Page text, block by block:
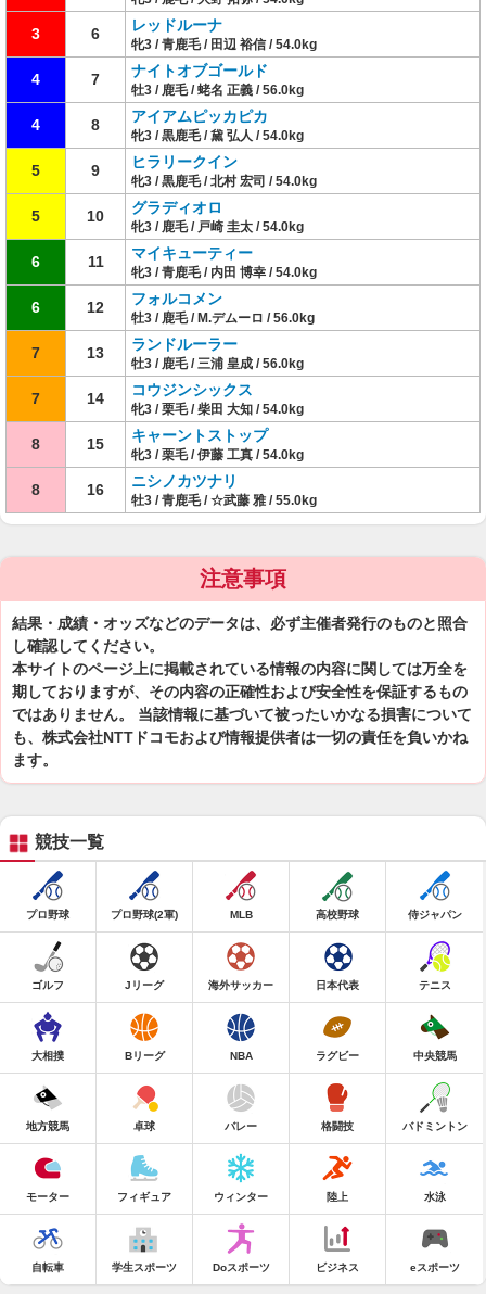
3 6 レッドルーナ
牝3 / 青鹿毛 / 田辺 裕信 / 54.0kg
4 7 ナイトオブゴールド
牡3 / 鹿毛 / 蛯名 正義 / 56.0kg
4 8 アイアムピッカピカ
牝3 / 黒鹿毛 / 黛 弘人 / 54.0kg
5 9 ヒラリークイン
牝3 / 黒鹿毛 / 北村 宏司 / 54.0kg
5 10 グラディオロ
牝3 / 鹿毛 / 戸崎 圭太 / 54.0kg
6 11 マイキューティー
牝3 / 青鹿毛 / 内田 博幸 / 54.0kg
6 12 フォルコメン
牡3 / 鹿毛 / M.デムーロ / 56.0kg
7 13 ランドルーラー
牡3 / 鹿毛 / 三浦 皇成 / 56.0kg
7 14 コウジンシックス
牝3 / 栗毛 / 柴田 大知 / 54.0kg
8 15 キャーントストップ
牝3 / 栗毛 / 伊藤 工真 / 54.0kg
8 16 ニシノカツナリ
牡3 / 青鹿毛 / ☆武藤 雅 / 55.0kg
注意事項
結果・成績・オッズなどのデータは、必ず主催者発行のものと照合
し確認してください。
本サイトのページ上に掲載されている情報の内容に関しては万全を
期しておりますが、その内容の正確性および安全性を保証するもの
ではありません。 当該情報に基づいて被ったいかなる損害について
も、株式会社NTTドコモおよび情報提供者は一切の責任を負いかね
ます。
競技一覧
プロ野球 プロ野球(2軍) MLB 高校野球 侍ジャパン
ゴルフ Jリーグ 海外サッカー 日本代表 テニス
大相撲 Bリーグ NBA ラグビー 中央競馬
地方競馬 卓球 バレー 格闘技 バドミントン
モーター フィギュア ウィンター 陸上 水泳
自転車 学生スポーツ Doスポーツ ビジネス eスポーツ